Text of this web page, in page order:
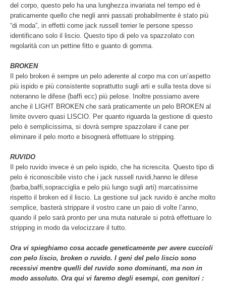
del corpo, questo pelo ha una lunghezza invariata nel tempo ed è
praticamente quello che negli anni passati probabilmente è stato più
“di moda”, in effetti come jack russell terrier le persone spesso
identificano solo il liscio. Questo tipo di pelo va spazzolato con
regolarità con un pettine fitto e guanto di gomma.
BROKEN
Il pelo broken è sempre un pelo aderente al corpo ma con un’aspetto
più ispido e più consistente soprattutto sugli arti e sulla testa dove si
noteranno le difese (baffi ecc) più pelose. Inoltre possiamo avere
anche il LIGHT BROKEN che sarà praticamente un pelo BROKEN al
limite ovvero quasi LISCIO. Per quanto riguarda la gestione di questo
pelo è semplicissima, si dovrà sempre spazzolare il cane per
eliminare il pelo morto e bisognerà effettuare lo stripping.
RUVIDO
Il pelo ruvido invece è un pelo ispido, che ha ricrescita. Questo tipo di
pelo è riconoscibile visto che i jack russell ruvidi,hanno le difese
(barba,baffi,sopracciglia e pelo più lungo sugli arti) marcatissime
rispetto il broken ed il liscio. La gestione sul jack ruvido è anche molto
semplice, basterà strippare il vostro cane un paio di volte l’anno,
quando il pelo sarà pronto per una muta naturale si potrà effettuare lo
stripping in modo da velocizzare il tutto.
Ora vi spieghiamo cosa accade geneticamente per avere cuccioli
con pelo liscio, broken o ruvido. I geni del pelo liscio sono
recessivi mentre quelli del ruvido sono dominanti, ma non in
modo assoluto. Ora qui vi faremo degli esempi, con genitori :